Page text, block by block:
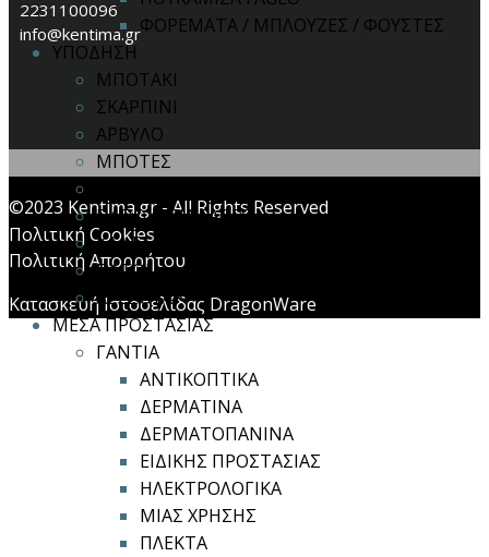
ΦΟΡΕΜΑΤΑ / ΜΠΛΟΥΖΕΣ / ΦΟΥΣΤΕΣ
ΥΠΟΔΗΣΗ
ΜΠΟΤΑΚΙ
ΣΚΑΡΠΙΝΙ
ΑΡΒΥΛΟ
ΜΠΟΤΕΣ
ΠΑΠΟΥΤΣΙΑ FAGEO
ΚΑΛΤΣΕΣ
ΠΑΤΟΙ
ΑΞΕΣΟΥΑΡ
ΜΕΣΑ ΠΡΟΣΤΑΣΙΑΣ
ΓΑΝΤΙΑ
ΑΝΤΙΚΟΠΤΙΚΑ
ΔΕΡΜΑΤΙΝΑ
ΔΕΡΜΑΤΟΠΑΝΙΝΑ
ΕΙΔΙΚΗΣ ΠΡΟΣΤΑΣΙΑΣ
ΗΛΕΚΤΡΟΛΟΓΙΚΑ
ΜΙΑΣ ΧΡΗΣΗΣ
ΠΛΕΚΤΑ
2231100096
info@kentima.gr
©2023 Kentima.gr - All Rights Reserved
Πολιτική Cookies
Πολιτική Απορρήτου
Κατασκευή Ιστοσελίδας DragonWare